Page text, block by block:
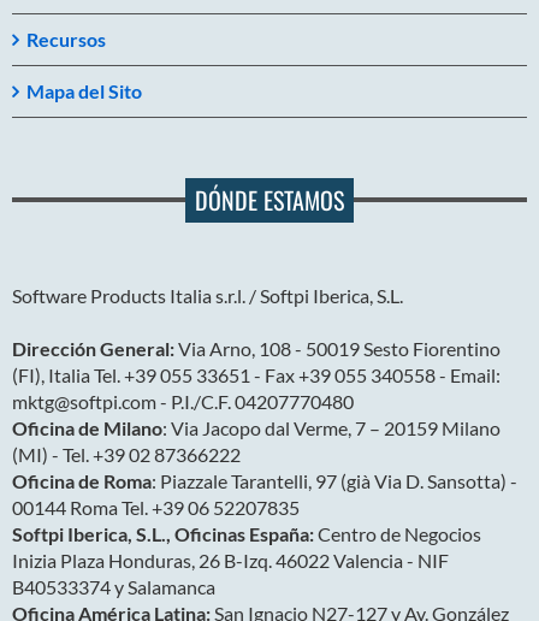
Recursos
Mapa del Sito
DÓNDE ESTAMOS
Software Products Italia s.r.l. / Softpi Iberica, S.L.
Dirección General:Via Arno, 108 - 50019 Sesto Fiorentino
(FI), Italia Tel. +39 055 33651 - Fax +39 055 340558 - Email:
mktg@softpi.com - P.I./C.F. 04207770480
Oficina de Milano: Via Jacopo dal Verme, 7 – 20159 Milano
(MI) - Tel. +39 02 87366222
Oficina de Roma: Piazzale Tarantelli, 97 (già Via D. Sansotta) -
00144 Roma Tel. +39 06 52207835
Softpi Iberica, S.L., Oficinas España:Centro de Negocios
Inizia Plaza Honduras, 26 B-Izq. 46022 Valencia - NIF
B40533374 y Salamanca
Oficina América Latina:San Ignacio N27-127 y Av. González